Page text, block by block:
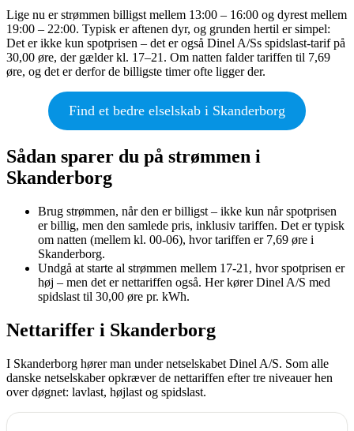
Lige nu er strømmen billigst mellem 13:00 – 16:00 og dyrest mellem
19:00 – 22:00. Typisk er aftenen dyr, og grunden hertil er simpel:
Det er ikke kun spotprisen – det er også Dinel A/Ss spidslast-tarif på
30,00 øre, der gælder kl. 17–21. Om natten falder tariffen til 7,69
øre, og det er derfor de billigste timer ofte ligger der.
Find et bedre elselskab i Skanderborg
Sådan sparer du på strømmen i
Skanderborg
Brug strømmen, når den er billigst – ikke kun når spotprisen
er billig, men den samlede pris, inklusiv tariffen. Det er typisk
om natten (mellem kl. 00-06), hvor tariffen er 7,69 øre i
Skanderborg.
Undgå at starte al strømmen mellem 17-21, hvor spotprisen er
høj – men det er nettariffen også. Her kører Dinel A/S med
spidslast til 30,00 øre pr. kWh.
Nettariffer i Skanderborg
I Skanderborg hører man under netselskabet Dinel A/S. Som alle
danske netselskaber opkræver de nettariffen efter tre niveauer hen
over døgnet: lavlast, højlast og spidslast.